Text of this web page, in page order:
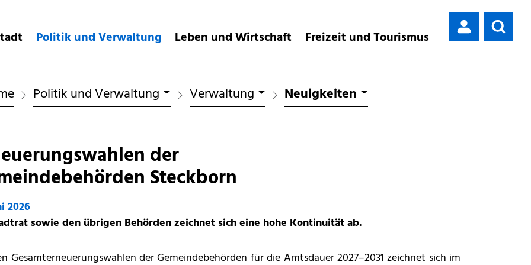
Politik und Verwaltung Leben und Wirtschaft Freizeit und Tourismus
Politik und Verwaltung Verwaltung Neuigkeiten
der
Steckborn
2026
sowie den übrigen Behörden zeichnet sich eine hohe Kontinuität ab.
Gesamterneuerungswahlen der Gemeindebehörden für die Amtsdauer 2027–2031 zeichnet sich im